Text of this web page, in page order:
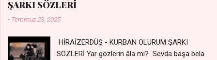
geceler Sensiz her sabahım Sessiz ve kederli
ŞARKI SÖZLERİ
- Temmuz 23, 2025
HİRAİZERDÜŞ - KURBAN OLURUM ŞARKI
SÖZLERİ Yar gözlerin âla mı? Sevda başa bela